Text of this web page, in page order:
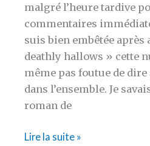
malgré l’heure tardive
commentaires
suis bien embêtée
deathly hallows » cette
même pas foutue de dire
dans l’ensemble. Je
roman de
« Harry
Lire la suite »